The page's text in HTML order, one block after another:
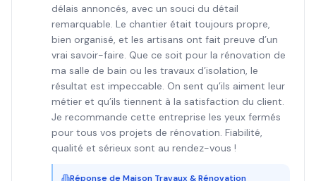
délais annoncés, avec un souci du détail
remarquable. Le chantier était toujours propre,
bien organisé, et les artisans ont fait preuve d’un
vrai savoir-faire. Que ce soit pour la rénovation de
ma salle de bain ou les travaux d’isolation, le
résultat est impeccable. On sent qu’ils aiment leur
métier et qu’ils tiennent à la satisfaction du client.
Je recommande cette entreprise les yeux fermés
pour tous vos projets de rénovation. Fiabilité,
qualité et sérieux sont au rendez-vous !
Réponse de Maison Travaux & Rénovation